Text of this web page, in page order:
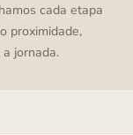
cada etapa
proximidade,
jornada.